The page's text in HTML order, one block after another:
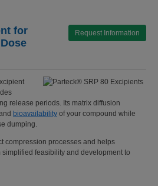
Request Information
for
release periods. Its matrix diffusion
bioavailability of your compound while
dumping.
compression processes and helps
feasibility and development to